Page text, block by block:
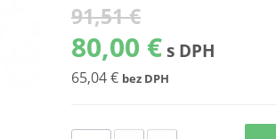
91,51 €
80,00 € s DPH
65,04 € bez DPH